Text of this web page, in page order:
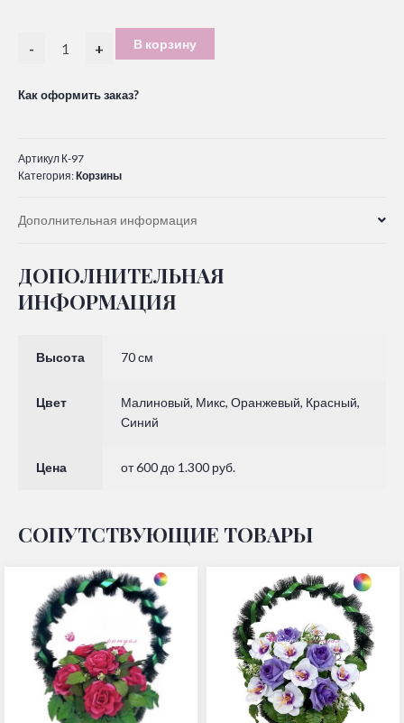
- + В корзину
Как оформить заказ?
Артикул К-97
Категория:Корзины
Дополнительная информация
ДОПОЛНИТЕЛЬНАЯ
ИНФОРМАЦИЯ
Высота 70 см
Цвет
Малиновый, Микс, Оранжевый, Красный,
Синий
Цена от 600 до 1.300 руб.
СОПУТСТВУЮЩИЕ ТОВАРЫ